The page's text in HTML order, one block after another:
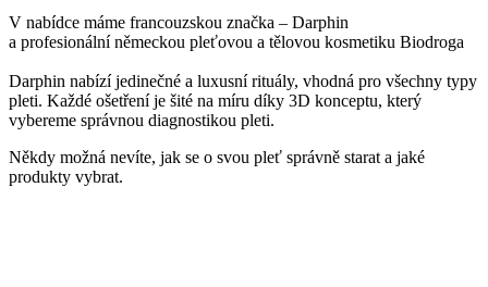
V nabídce máme francouzskou značka – Darphin
a profesionální německou pleťovou a tělovou kosmetiku Biodroga
Darphin nabízí jedinečné a luxusní rituály, vhodná pro všechny typy
pleti. Každé ošetření je šité na míru díky 3D konceptu, který
vybereme správnou diagnostikou pleti.
Někdy možná nevíte, jak se o svou pleť správně starat a jaké
produkty vybrat.